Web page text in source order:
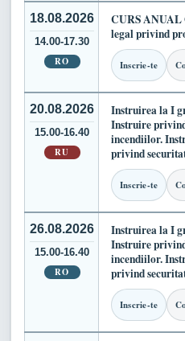
18.08.2026
14.00-17.30
RO
CURS
legal privind
Inscrie-te
20.08.2026
15.00-16.40
RU
Instruirea la I
Instruire
incendiilor.
privind
Inscrie-te
26.08.2026
15.00-16.40
RO
Instruirea la I
Instruire
incendiilor.
privind
Inscrie-te